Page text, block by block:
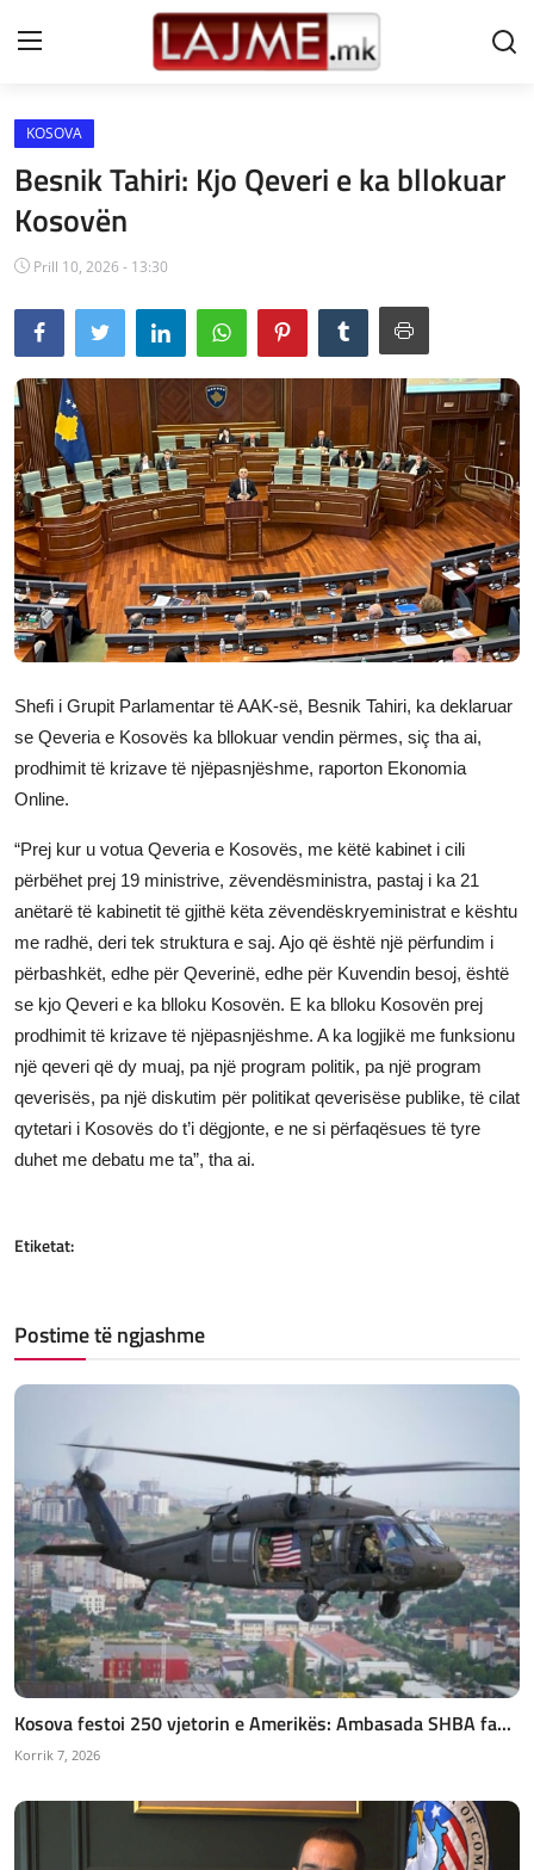
Shtëpi
LAJME MAQEDONI
SHQIPERI
KOSOVA
LAJME NGA BOTA
SHOWBIZ
SPORT
SHENDETI
JETA
Gallery
KOSOVA
Besnik Tahiri: Kjo Qeveri e ka bllokuar
Kosovën
Prill 10, 2026 - 13:30
Shefi i Grupit Parlamentar të AAK-së, Besnik Tahiri, ka deklaruar
se Qeveria e Kosovës ka bllokuar vendin përmes, siç tha ai,
prodhimit të krizave të njëpasnjëshme, raporton Ekonomia
Online.
“Prej kur u votua Qeveria e Kosovës, me këtë kabinet i cili
përbëhet prej 19 ministrive, zëvendësministra, pastaj i ka 21
anëtarë të kabinetit të gjithë këta zëvendëskryeministrat e kështu
me radhë, deri tek struktura e saj. Ajo që është një përfundim i
përbashkët, edhe për Qeverinë, edhe për Kuvendin besoj, është
se kjo Qeveri e ka blloku Kosovën. E ka blloku Kosovën prej
prodhimit të krizave të njëpasnjëshme. A ka logjikë me funksionu
një qeveri që dy muaj, pa një program politik, pa një program
qeverisës, pa një diskutim për politikat qeverisëse publike, të cilat
qytetari i Kosovës do t’i dëgjonte, e ne si përfaqësues të tyre
duhet me debatu me ta”, tha ai.
Etiketat:
Postime të ngjashme
Kosova festoi 250 vjetorin e Amerikës: Ambasada SHBA fa...
Korrik 7, 2026